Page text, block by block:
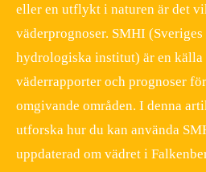
eller en utflykt i naturen är det
väderprognoser. SMHI
hydrologiska institut) är en källa
väderrapporter och prognoser
omgivande områden. I denna
utforska hur du kan använda
uppdaterad om vädret i